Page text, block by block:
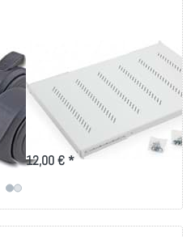
19 Zoll Fachboden
bis 80kg Belastung
in versch. Tiefen
Ablage-Tablar 150 bis 950mm
Tiefe für 19 Zoll IT-Schränke
12,00 € *